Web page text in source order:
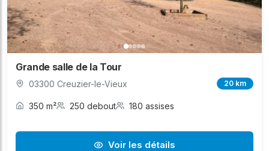
Grande salle de la Tour
03300 Creuzier-le-Vieux 20 km
350 m² 250 debout 180 assises
Voir les détails